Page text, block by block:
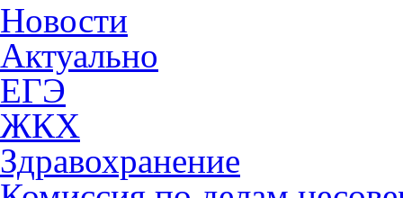
Новости
Актуально
ЕГЭ
ЖКХ
Здравохранение